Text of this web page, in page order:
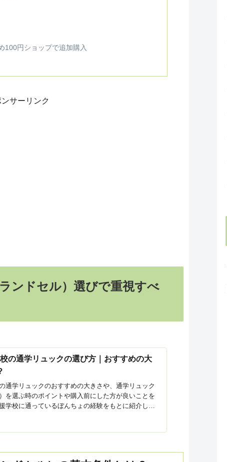
100円ショップで追加購入
サーリンク
ンドセル）選びで重視すべ
の通学リュックの選び方｜おすすめの大
通学リュックのおすすめの大きさや、通学リュック
を選ぶ時のポイントや購入前にした方が良いことを
学校に通っているぼんちょの経験をもとに紹介しま